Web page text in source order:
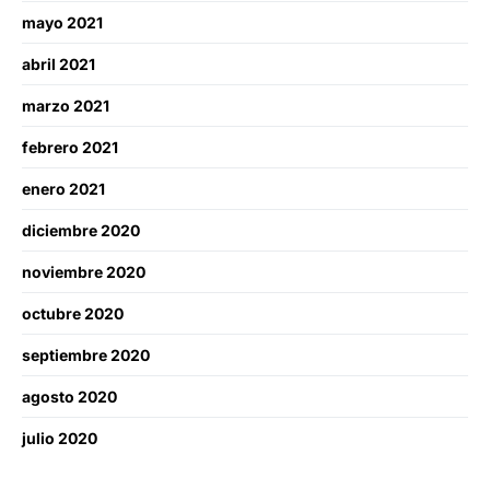
mayo 2021
abril 2021
marzo 2021
febrero 2021
enero 2021
diciembre 2020
noviembre 2020
octubre 2020
septiembre 2020
agosto 2020
julio 2020